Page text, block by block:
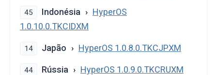
45 Indonésia
HyperOS
1.0.10.0.TKCIDXM
14 Japão HyperOS 1.0.8.0.TKCJPXM
44 Rússia HyperOS 1.0.9.0.TKCRUXM